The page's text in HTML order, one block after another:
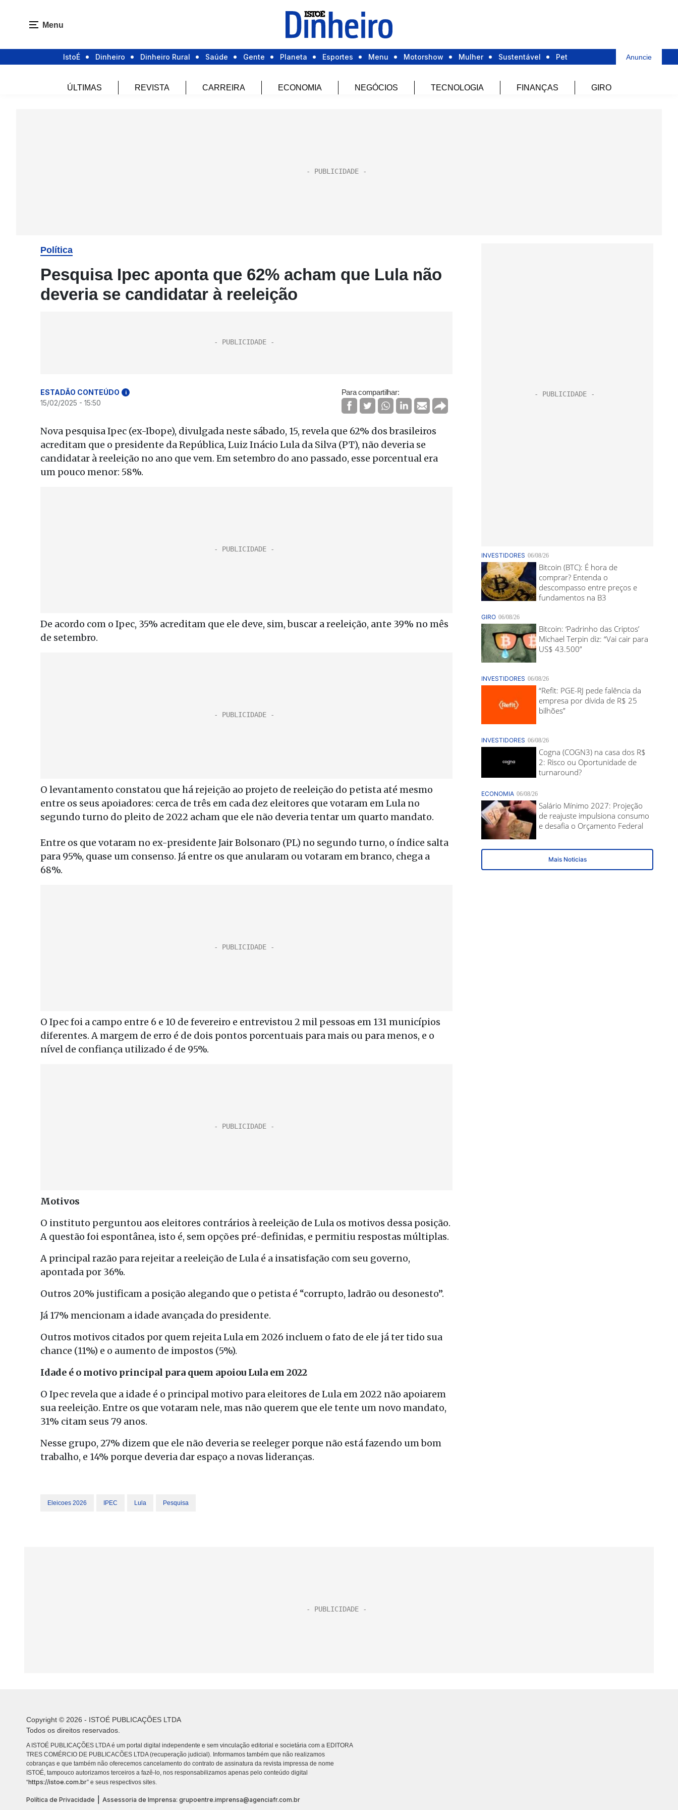
Menu
IstoÉ Dinheiro Dinheiro Rural Saúde Gente Planeta Esportes Menu Motorshow Mulher Sustentável Pet Anuncie
ÚLTIMAS REVISTA CARREIRA ECONOMIA NEGÓCIOS TECNOLOGIA FINANÇAS GIRO
Política
Pesquisa Ipec aponta que 62% acham que Lula não
deveria se candidatar à reeleição
ESTADÃO CONTEÚDO i
15/02/2025 - 15:50
Para compartilhar:
Nova pesquisa Ipec (ex-Ibope), divulgada neste sábado, 15, revela que 62% dos brasileiros
acreditam que o presidente da República, Luiz Inácio Lula da Silva (PT), não deveria se
candidatar à reeleição no ano que vem. Em setembro do ano passado, esse porcentual era
um pouco menor: 58%.
De acordo com o Ipec, 35% acreditam que ele deve, sim, buscar a reeleição, ante 39% no mês
de setembro.
O levantamento constatou que há rejeição ao projeto de reeleição do petista até mesmo
entre os seus apoiadores: cerca de três em cada dez eleitores que votaram em Lula no
segundo turno do pleito de 2022 acham que ele não deveria tentar um quarto mandato.
Entre os que votaram no ex-presidente Jair Bolsonaro (PL) no segundo turno, o índice salta
para 95%, quase um consenso. Já entre os que anularam ou votaram em branco, chega a
68%.
O Ipec foi a campo entre 6 e 10 de fevereiro e entrevistou 2 mil pessoas em 131 municípios
diferentes. A margem de erro é de dois pontos porcentuais para mais ou para menos, e o
nível de confiança utilizado é de 95%.
Motivos
O instituto perguntou aos eleitores contrários à reeleição de Lula os motivos dessa posição.
A questão foi espontânea, isto é, sem opções pré-definidas, e permitiu respostas múltiplas.
A principal razão para rejeitar a reeleição de Lula é a insatisfação com seu governo,
apontada por 36%.
Outros 20% justificam a posição alegando que o petista é “corrupto, ladrão ou desonesto”.
Já 17% mencionam a idade avançada do presidente.
Outros motivos citados por quem rejeita Lula em 2026 incluem o fato de ele já ter tido sua
chance (11%) e o aumento de impostos (5%).
Idade é o motivo principal para quem apoiou Lula em 2022
O Ipec revela que a idade é o principal motivo para eleitores de Lula em 2022 não apoiarem
sua reeleição. Entre os que votaram nele, mas não querem que ele tente um novo mandato,
31% citam seus 79 anos.
Nesse grupo, 27% dizem que ele não deveria se reeleger porque não está fazendo um bom
trabalho, e 14% porque deveria dar espaço a novas lideranças.
Eleicoes 2026 IPEC Lula Pesquisa
Copyright © 2026 - ISTOÉ PUBLICAÇÕES LTDA
Todos os direitos reservados.
A ISTOÉ PUBLICAÇÕES LTDA é um portal digital independente e sem vinculação editorial e societária com a EDITORA
TRES COMÉRCIO DE PUBLICACÕES LTDA (recuperação judicial). Informamos também que não realizamos
cobranças e que também não oferecemos cancelamento do contrato de assinatura da revista impressa de nome
ISTOÉ, tampouco autorizamos terceiros a fazê-lo, nos responsabilizamos apenas pelo conteúdo digital
“https://istoe.com.br” e seus respectivos sites.
Política de Privacidade Assessoria de Imprensa: grupoentre.imprensa@agenciafr.com.br